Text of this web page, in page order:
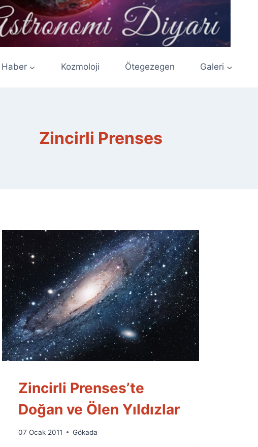
Haber Kozmoloji Ötegezegen Galeri
Zincirli Prenses
Zincirli Prenses’te
Doğan ve Ölen Yıldızlar
By
07 Ocak 2011 Gökada